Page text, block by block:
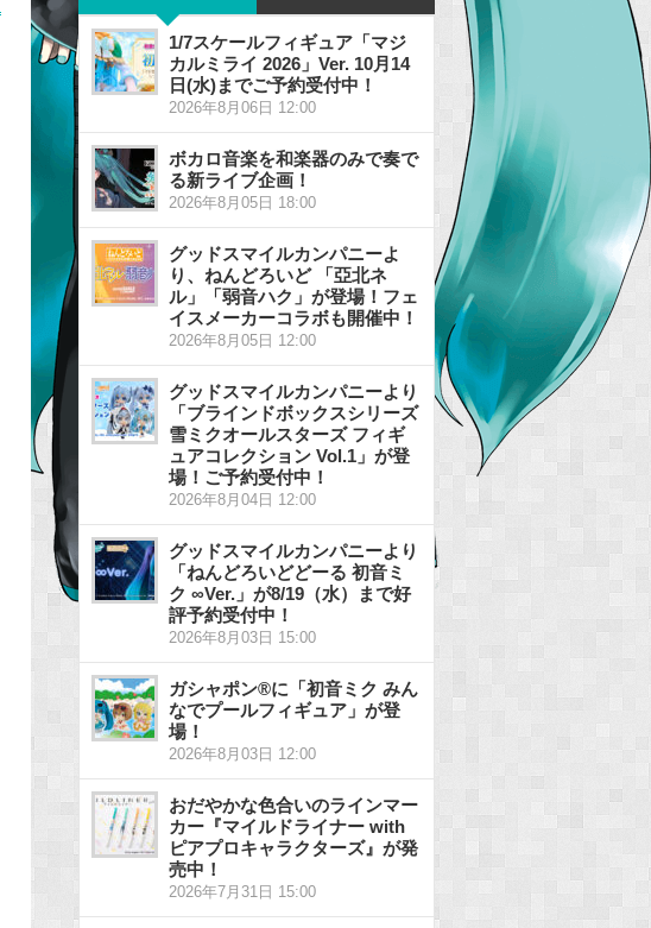
1/7スケールフィギュア「マジ
カルミライ 2026」Ver. 10月14
日(水)までご予約受付中！
2026年8月06日 12:00
ボカロ音楽を和楽器のみで奏で
る新ライブ企画！
2026年8月05日 18:00
グッドスマイルカンパニーよ
り、ねんどろいど 「亞北ネ
ル」「弱音ハク」が登場！フェ
イスメーカーコラボも開催中！
2026年8月05日 12:00
グッドスマイルカンパニーより
「ブラインドボックスシリーズ
雪ミクオールスターズ フィギ
ュアコレクション Vol.1」が登
場！ご予約受付中！
2026年8月04日 12:00
グッドスマイルカンパニーより
「ねんどろいどどーる 初音ミ
ク ∞Ver.」が8/19（水）まで好
評予約受付中！
2026年8月03日 15:00
ガシャポン®に「初音ミク みん
なでプールフィギュア」が登
場！
2026年8月03日 12:00
おだやかな色合いのラインマー
カー『マイルドライナー with
ピアプロキャラクターズ』が発
売中！
2026年7月31日 15:00